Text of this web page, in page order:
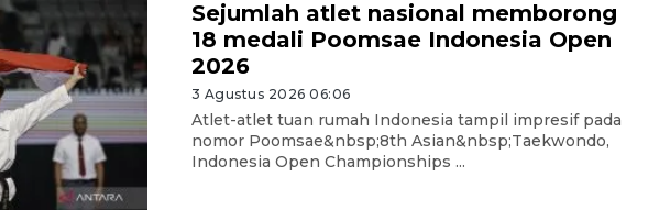
Sejumlah atlet nasional memborong
18 medali Poomsae Indonesia Open
2026
3 Agustus 2026 06:06
Atlet-atlet tuan rumah Indonesia tampil impresif pada
nomor Poomsae&nbsp;8th Asian&nbsp;Taekwondo,
Indonesia Open Championships ...